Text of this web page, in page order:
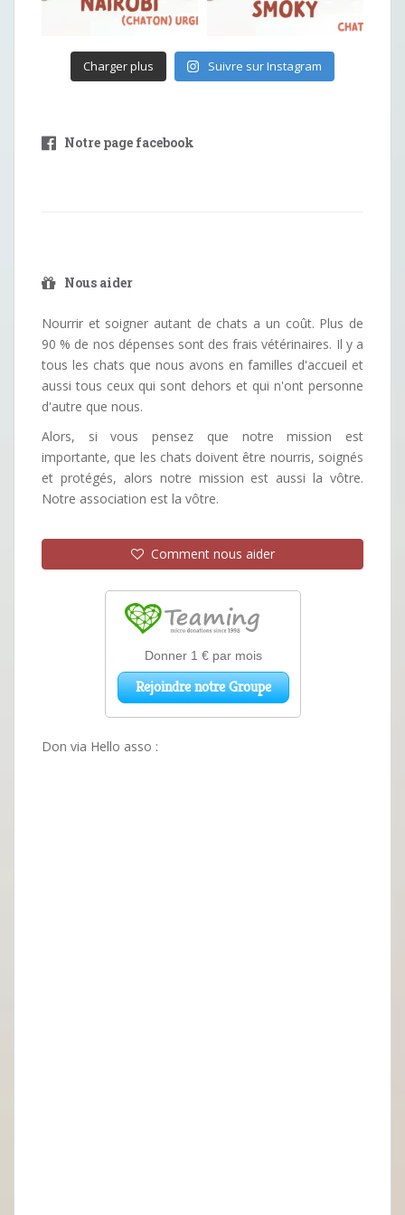
Charger plus Suivre sur Instagram
Notre page facebook
Nous aider
Nourrir et soigner autant de chats a un coût. Plus de
90 % de nos dépenses sont des frais vétérinaires. Il y a
tous les chats que nous avons en familles d'accueil et
aussi tous ceux qui sont dehors et qui n'ont personne
d'autre que nous.
Alors, si vous pensez que notre mission est
importante, que les chats doivent être nourris, soignés
et protégés, alors notre mission est aussi la vôtre.
Notre association est la vôtre.
Comment nous aider
Don via Hello asso :